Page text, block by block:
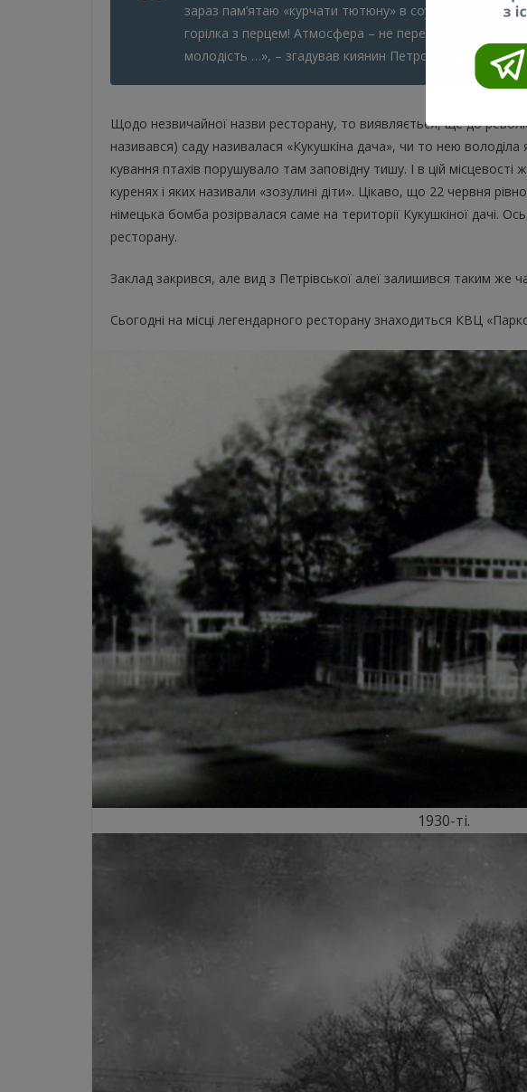
зараз пам’ятаю «курчати тютюну» в соусі ткемалі і
горілка з перцем! Атмосфера – не передати словами…
молодість …», – згадував киянин Петро Шамрай.
Щодо незвичайної назви ресторану, то виявляється, ще до
називався) саду називалася «Кукушкіна дача», чи то нею
кування птахів порушувало там заповідну тишу. І в цій місцевості
куренях і яких називали «зозулині діти». Цікаво, що 22 червня
німецька бомба розірвалася саме на території Кукушкіної дачі.
ресторану.
Заклад закрився, але вид з Петрівської алеї залишився таким же
Сьогодні на місці легендарного ресторану знаходиться КВЦ
1930-ті.